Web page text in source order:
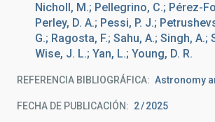
Nicholl, M.; Pellegrino, C.; Pérez-
Perley, D. A.; Pessi, P. J.;
G.; Ragosta, F.; Sahu, A.; Singh, A.;
Wise, J. L.; Yan, L.; Young, D. R.
REFERENCIA BIBLIOGRÁFICA Astronomy
FECHA DE PUBLICACIÓN: 2 2025